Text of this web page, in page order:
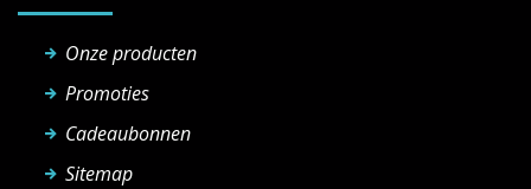
Onze producten
Promoties
Cadeaubonnen
Sitemap